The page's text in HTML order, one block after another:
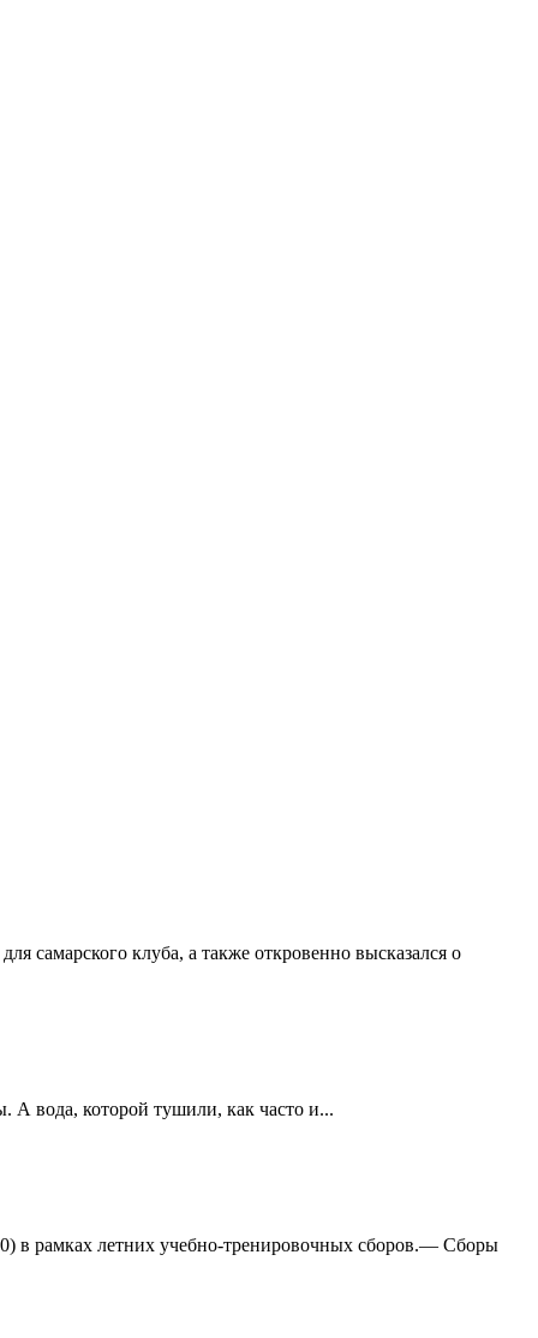
самарского клуба, а также откровенно высказался о
вода, которой тушили, как часто и...
в рамках летних учебно-тренировочных сборов.— Сборы